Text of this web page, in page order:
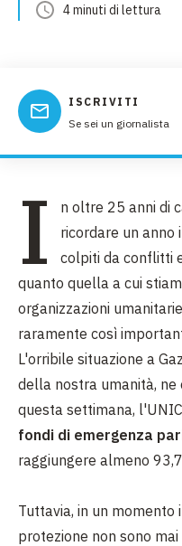
4minuti di lettura
ISCRIVITI
Se sei un giornalista
I
n oltre 25 anni di
ricordare un anno
colpiti da conflitti
quanto quella a cui
organizzazioni
raramente così
L'orribile situazione a
della nostra umanità, ne
questa settimana,
fondi di emergenza
raggiungere almeno
Tuttavia, in un momento
protezione non sono